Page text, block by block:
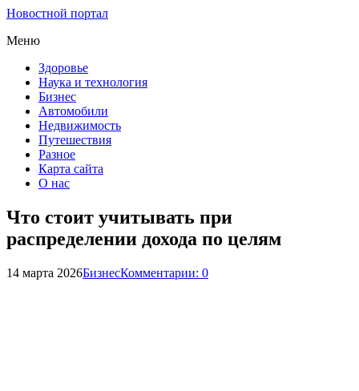
Новостной портал
Меню
Здоровье
Наука и технология
Бизнес
Автомобили
Недвижимость
Путешествия
Разное
Карта сайта
О нас
Что стоит учитывать при
распределении дохода по целям
14 марта 2026БизнесКомментарии: 0